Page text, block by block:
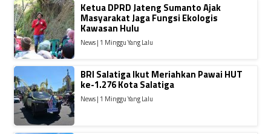
Ketua DPRD Jateng Sumanto Ajak
Masyarakat Jaga Fungsi Ekologis
Kawasan Hulu
News | 1 Minggu Yang Lalu
BRI Salatiga Ikut Meriahkan Pawai HUT
ke-1.276 Kota Salatiga
News | 1 Minggu Yang Lalu